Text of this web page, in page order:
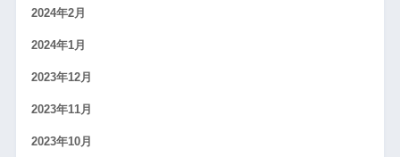
2024年2月
2024年1月
2023年12月
2023年11月
2023年10月